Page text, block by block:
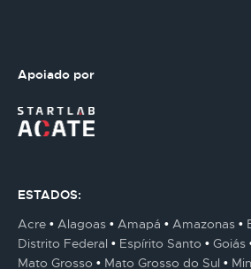
Apoiado por
ESTADOS:
Acre
Alagoas Amapá Amazonas
Distrito Federal
Espírito Santo Goiás
Mato Grosso
Mato Grosso do Sul